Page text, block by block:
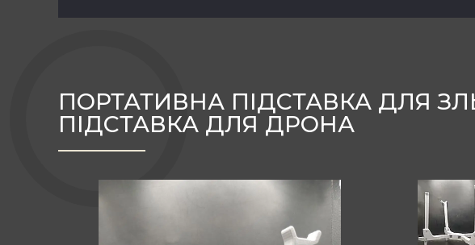
ПОРТАТИВНА ПІДСТАВКА ДЛЯ
ПІДСТАВКА ДЛЯ ДРОНА